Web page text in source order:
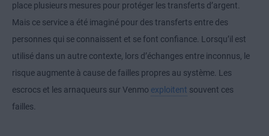
place plusieurs mesures pour protéger les transferts d’argent.
Mais ce service a été imaginé pour des transferts entre des
personnes qui se connaissent et se font confiance. Lorsqu’il est
utilisé dans un autre contexte, lors d’échanges entre inconnus, le
risque augmente à cause de failles propres au système. Les
escrocs et les arnaqueurs sur Venmo exploitent souvent ces
failles.